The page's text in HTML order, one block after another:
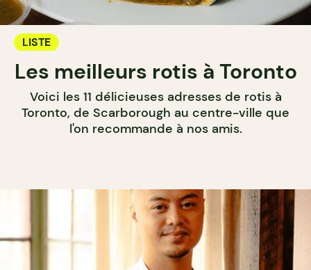
LISTE
Les meilleurs rotis à Toronto
Voici les 11 délicieuses adresses de rotis à
Toronto, de Scarborough au centre-ville que
l'on recommande à nos amis.